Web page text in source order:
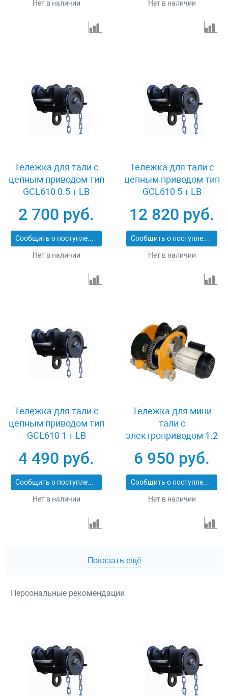
Нет в наличии Нет в наличии
Тележка для тали с
цепным приводом тип
GCL610 0.5 т LB
2 700 руб.
Сообщить о поступлении
Нет в наличии
Тележка для тали с
цепным приводом тип
GCL610 5 т LB
12 820 руб.
Сообщить о поступлении
Нет в наличии
Тележка для тали с
цепным приводом тип
GCL610 1 т LB
4 490 руб.
Сообщить о поступлении
Нет в наличии
Тележка для мини
тали с
электроприводом 1.2
6 950 руб.
Сообщить о поступлении
Нет в наличии
Показать ещё
Персональные рекомендации